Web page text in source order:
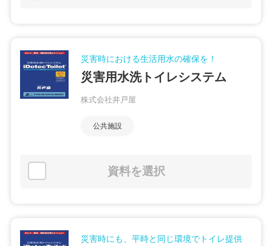
災害時における生活用水の確保を！
災害用水洗トイレシステム
株式会社井戸屋
公共施設
資料を選択
災害時にも、平時と同じ環境でトイレ提供